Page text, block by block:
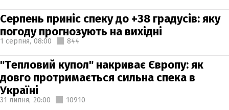
Серпень приніс спеку до +38 градусів: яку
погоду прогнозують на вихідні
1 серпня, 08:00 844
"Тепловий купол" накриває Європу: як
довго протримається сильна спека в
Україні
31 липня, 20:00 10910